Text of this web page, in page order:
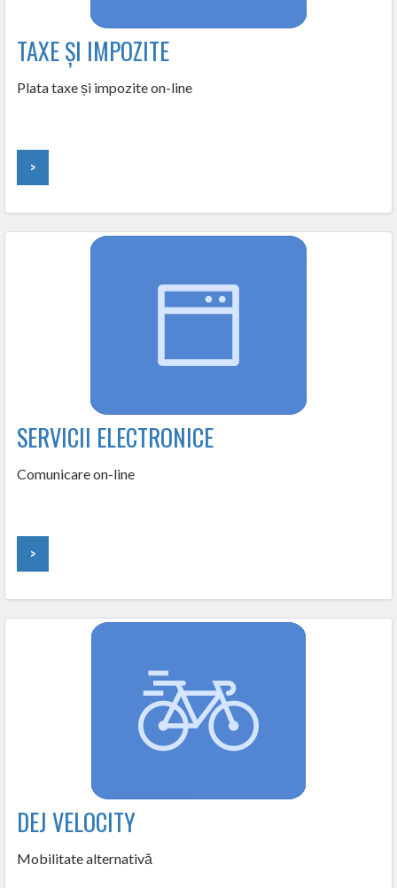
TAXE ȘI IMPOZITE
Plata taxe și impozite on-line
>
SERVICII ELECTRONICE
Comunicare on-line
>
DEJ VELOCITY
Mobilitate alternativă